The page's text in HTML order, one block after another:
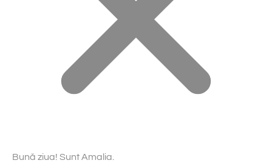
Bună ziua! Sunt Amalia.